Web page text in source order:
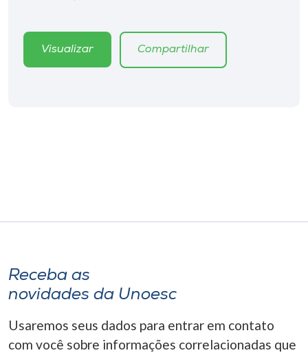
Visualizar Compartilhar
Receba as
novidades da Unoesc
Usaremos seus dados para entrar em contato
com você sobre informações correlacionadas que